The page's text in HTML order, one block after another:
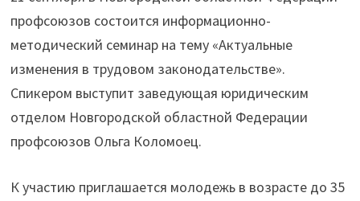
профсоюзов состоится информационно-
методический семинар на тему «Актуальные
изменения в трудовом законодательстве».
Спикером выступит заведующая юридическим
отделом Новгородской областной Федерации
профсоюзов Ольга Коломоец.
К участию приглашается молодежь в возрасте до 35